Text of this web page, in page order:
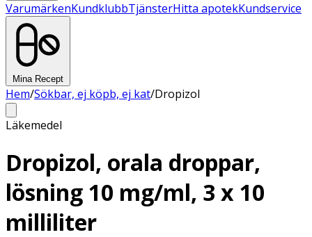
VarumärkenKundklubbTjänsterHitta apotekKundservice
Mina Recept
Hem/Sökbar, ej köpb, ej kat/Dropizol
Läkemedel
Dropizol, orala droppar,
lösning 10 mg/ml, 3 x 10
milliliter